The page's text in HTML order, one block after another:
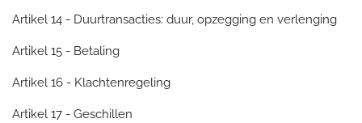
Artikel 14 - Duurtransacties: duur, opzegging en verlenging
Artikel 15 - Betaling
Artikel 16 - Klachtenregeling
Artikel 17 - Geschillen